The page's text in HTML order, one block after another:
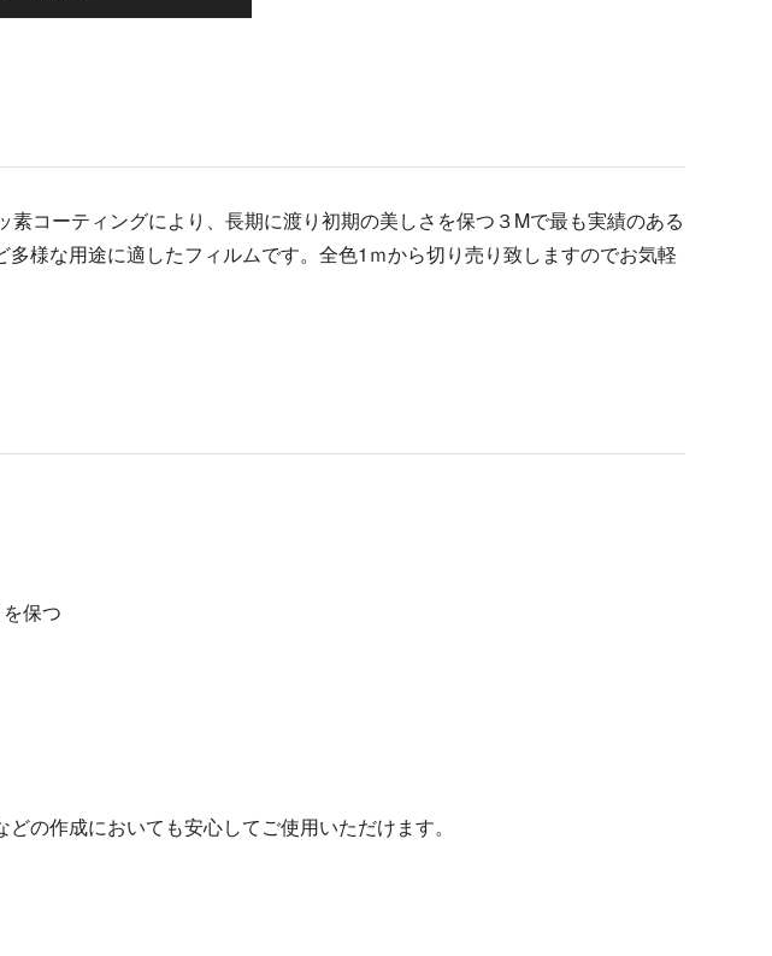
ーティングにより、長期に渡り初期の美しさを保つ３Mで最も実績のある
様な用途に適したフィルムです。全色1ｍから切り売り致しますのでお気軽
保つ
の作成においても安心してご使用いただけます。